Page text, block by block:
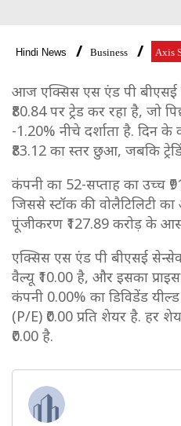
Hindi News Business Axis
आज एक्सिस एस एंड पी बीएसई
₹80.84 पर ट्रेड कर रहा है, जो
-1.20% नीचे दर्शाता है. दिन के
₹83.12 का स्तर छुआ, जबकि
कंपनी का 52-सप्ताह का उच्च
जिससे स्टॉक की वोलैटिलिटी
पूंजीकरण ₹127.89 करोड़ के
एक्सिस एस एंड पी बीएसई
वैल्यू ₹10.00 है, और इसका
कंपनी 0.00% का डिविडेंड
(P/E) ₹0.00 प्रति शेयर है. हर
₹0.00 है.